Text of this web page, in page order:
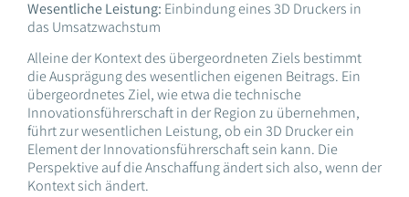
Wesentliche Leistung: Einbindung eines 3D Druckers in
das Umsatzwachstum
Alleine der Kontext des übergeordneten Ziels bestimmt
die Ausprägung des wesentlichen eigenen Beitrags. Ein
übergeordnetes Ziel, wie etwa die technische
Innovationsführerschaft in der Region zu übernehmen,
führt zur wesentlichen Leistung, ob ein 3D Drucker ein
Element der Innovationsführerschaft sein kann. Die
Perspektive auf die Anschaffung ändert sich also, wenn der
Kontext sich ändert.